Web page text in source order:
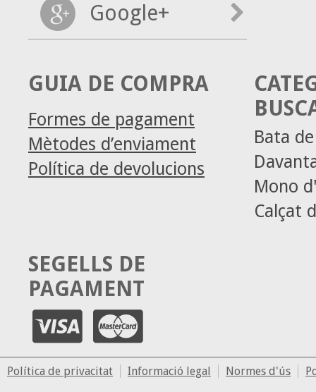
Google+
GUIA DE COMPRA
Formes de pagament
Mètodes d’enviament
Política de devolucions
Bata
Mono
Calçat
SEGELLS DE
PAGAMENT
Política de privacitat Informació legal Normes d'ús